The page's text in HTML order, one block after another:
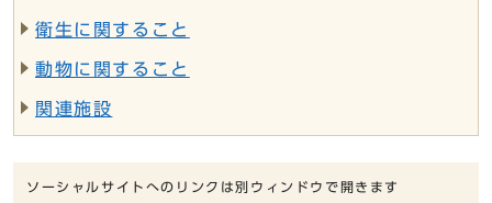
衛生に関すること
動物に関すること
関連施設
ソーシャルサイトへのリンクは別ウィンドウで開きます